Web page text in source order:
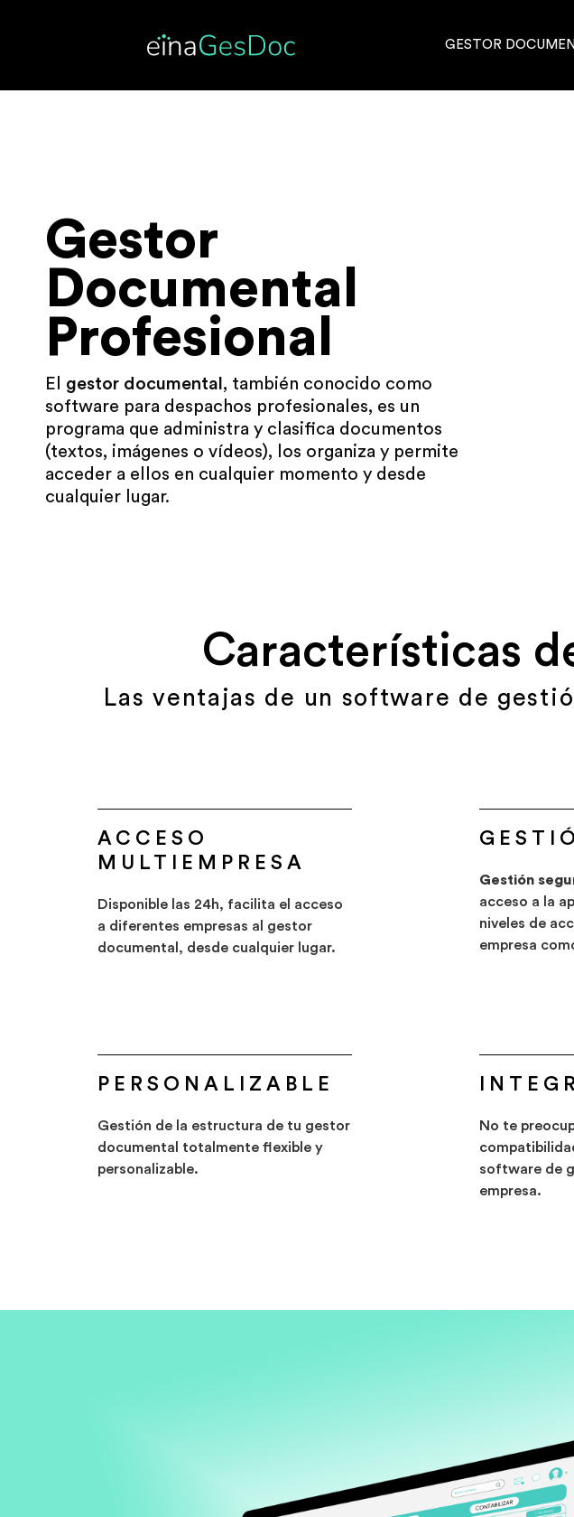
GESTOR
Gestor
Documental
Profesional​
El gestor documental , también conocido como
software para despachos profesionales, es un
programa que administra y clasifica documentos
(textos, imágenes o vídeos), los organiza y permite
acceder a ellos en cualquier momento y desde
cualquier lugar.
Características
Las ventajas de un software de
ACCESO
MULTIEMPRESA
Disponible las 24h, facilita el acceso
a diferentes empresas al gestor
documental, desde cualquier lugar.
Gestión
acceso a la
niveles de
empresa
PERSONALIZABLE
Gestión de la estructura de tu gestor
documental totalmente flexible y
personalizable.
No te
software de
empresa.